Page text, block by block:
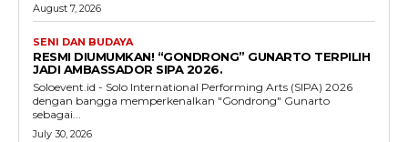
August 7, 2026
SENI DAN BUDAYA
RESMI DIUMUMKAN! “GONDRONG” GUNARTO TERPILIH
JADI AMBASSADOR SIPA 2026.
Soloevent.id - Solo International Performing Arts (SIPA) 2026
dengan bangga memperkenalkan "Gondrong" Gunarto
sebagai...
July 30, 2026